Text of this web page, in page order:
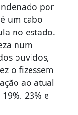
por
um cabo
no estado.
num
ouvidos,
o fizessem
ao atual
23% e